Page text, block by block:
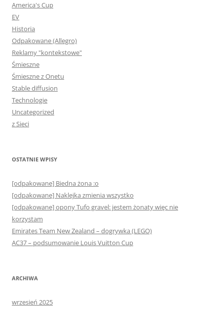
America's Cup
EV
Historia
Odpakowane (Allegro)
Reklamy "kontekstowe"
Śmieszne
Śmieszne z Onetu
Stable diffusion
Technologie
Uncategorized
z Sieci
OSTATNIE WPISY
[odpakowane] Biedna żona :o
[odpakowane] Naklejka zmienia wszystko
[odpakowane] opony Tufo gravel: jestem żonaty więc nie
korzystam
Emirates Team New Zealand – dogrywka (LEGO)
AC37 – podsumowanie Louis Vuitton Cup
ARCHIWA
wrzesień 2025